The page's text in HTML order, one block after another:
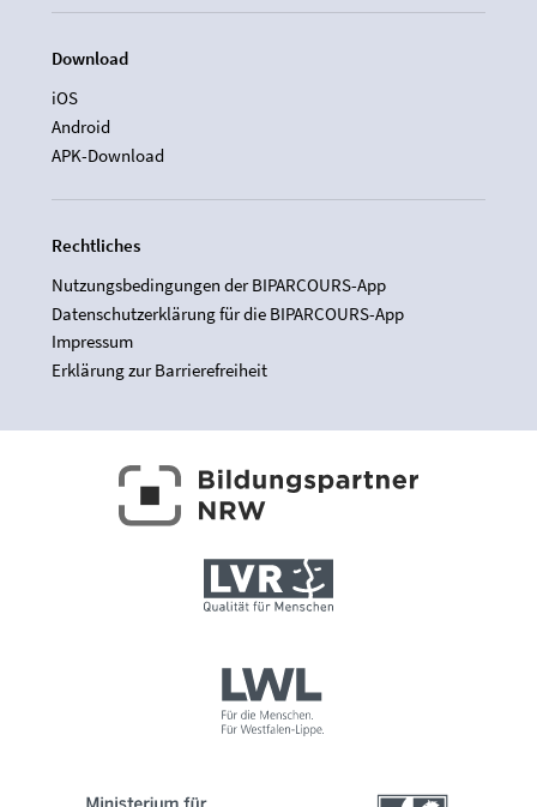
Download
iOS
Android
APK-Download
Rechtliches
Nutzungsbedingungen der BIPARCOURS-App
Datenschutzerklärung für die BIPARCOURS-App
Impressum
Erklärung zur Barrierefreiheit